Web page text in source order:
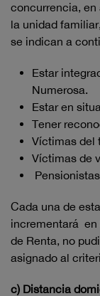
concurrencia, en
la unidad
se indican a
Estar
Numerosa.
Estar en
Tener
Víctimas del
Víctimas de
Pensionistas
Cada una de
incrementará en
de Renta, no
asignado al
c) Distancia